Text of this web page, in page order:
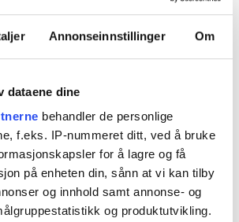
Annonseinnstillinger Om
dataene dine
behandler de personlige
f.eks. IP-nummeret ditt, ved å bruke
for å lagre og få
på enheten din, sånn at vi kan tilby
og innhold samt annonse- og
og produktutvikling.
ufør Uføretrygd